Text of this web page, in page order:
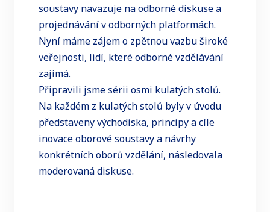
soustavy navazuje na odborné diskuse a
projednávání v odborných platformách.
Nyní máme zájem o zpětnou vazbu široké
veřejnosti, lidí, které odborné vzdělávání
zajímá.
Připravili jsme sérii osmi kulatých stolů.
Na každém z kulatých stolů byly v úvodu
představeny východiska, principy a cíle
inovace oborové soustavy a návrhy
konkrétních oborů vzdělání, následovala
moderovaná diskuse.